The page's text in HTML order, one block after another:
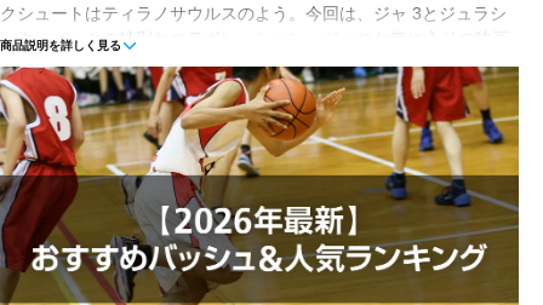
クシュートはティラノサウルスのよう。今回は、ジャ 3とジュラシ
ック・パークの特別なコラボレーション。ジャのお気に入りの映画
の1つと、その映画の中で緑が生い茂るジャングルを駆け抜けた頑丈
でカラフルな車両をモチーフにしたモデルです。ジャ 3は軽量で丈
夫なデザイン。フルレングスのHybrid ZoomXフォームを搭載した画
期的なシューズです。ジャは、「ZoomXの反発性は驚異的。まるで
ジェット燃料です」と話しています。ジャを止めようとするディフ
ェンダーにとっては悪いニュースです。XDRアウトソールが、屋外
コートで優れたトラクションを発揮します。
◇反発力がアップ。爆発力がアップ。
フルレングスのHybrid ZoomXフォームにより、Nike史上最高のエネ
商品説明を詳しく見る